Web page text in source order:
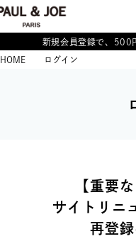
新規会員登録で、500
HOME ログイン
【重要
サイトリニ
再登